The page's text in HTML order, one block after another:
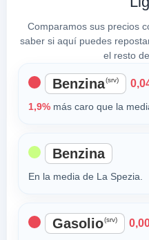
Comparamos sus precios
saber si aquí puedes
el resto
Benzina(srv)
1,9%más caro que la
Benzina
En la media de La Spezia.
Gasolio(srv)